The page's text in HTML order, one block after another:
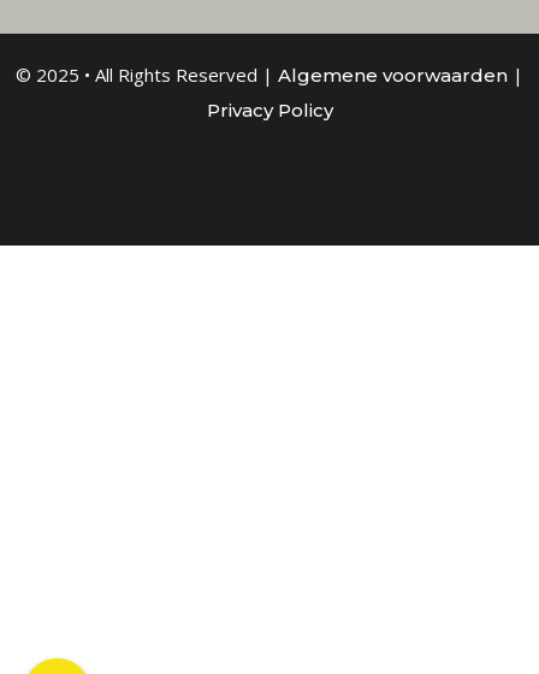
© 2025 • All Rights Reserved | Algemene voorwaarden |
Privacy Policy